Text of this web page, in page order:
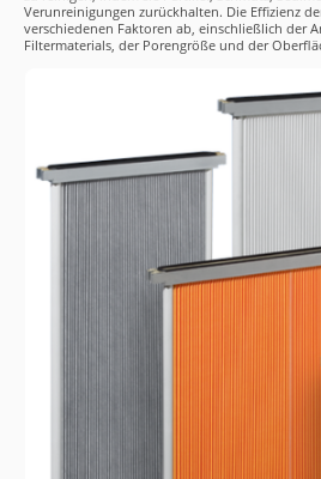
Verunreinigungen zurückhalten. Die Effizienz
verschiedenen Faktoren ab, einschließlich der
Filtermaterials, der Porengröße und der